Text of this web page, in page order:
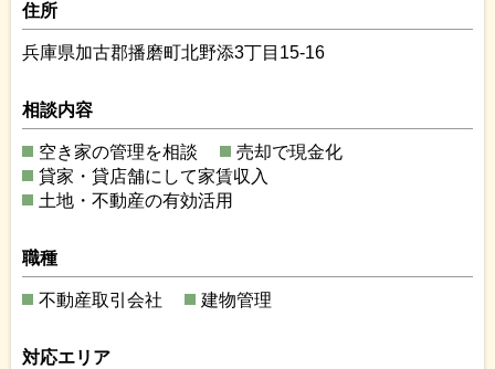
住所
兵庫県加古郡播磨町北野添3丁目15-16
相談内容
空き家の管理を相談
売却で現金化
貸家・貸店舗にして家賃収入
土地・不動産の有効活用
職種
不動産取引会社 建物管理
対応エリア